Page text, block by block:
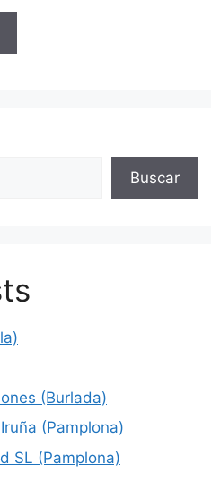
Buscar
(Burlada)
(Pamplona)
SL (Pamplona)